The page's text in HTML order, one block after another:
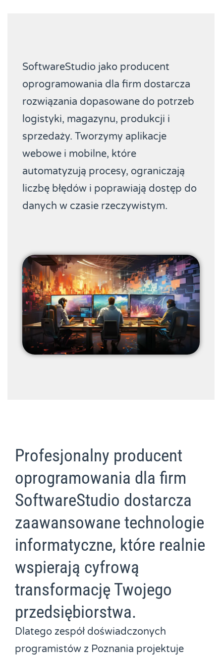
SoftwareStudio jako producent
oprogramowania dla firm dostarcza
rozwiązania dopasowane do potrzeb
logistyki, magazynu, produkcji i
sprzedaży. Tworzymy aplikacje
webowe i mobilne, które
automatyzują procesy, ograniczają
liczbę błędów i poprawiają dostęp do
danych w czasie rzeczywistym.
Profesjonalny producent
oprogramowania dla firm
SoftwareStudio dostarcza
zaawansowane technologie
informatyczne, które realnie
wspierają cyfrową
transformację Twojego
przedsiębiorstwa.
Dlatego zespół doświadczonych
programistów z Poznania projektuje